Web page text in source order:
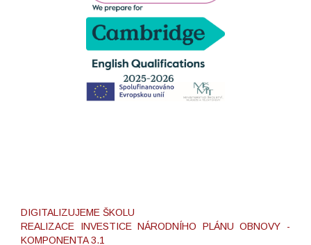
DIGITALIZUJEME ŠKOLU
REALIZACE INVESTICE NÁRODNÍHO PLÁNU OBNOVY -
KOMPONENTA 3.1